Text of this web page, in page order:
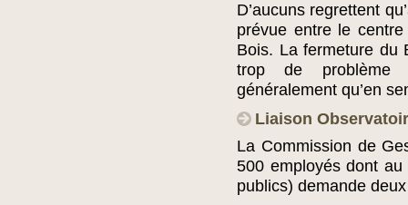
D’aucuns regrettent
prévue entre le
Bois. La fermeture du
trop de problème
généralement qu’en
Liaison
La Commission de
500 employés dont
publics) demande